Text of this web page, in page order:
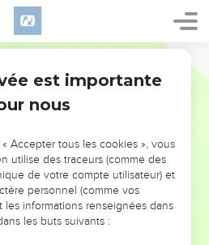
L’ÉVÉNEMENT
!
POUVAIENT VOUS ÉVITER LES
VOTRES ?
est importante
nous
Accepter tous les cookies », vous
utilise des traceurs (comme des
de votre compte utilisateur) et
personnel (comme vos
informations renseignées dans
les buts suivants :